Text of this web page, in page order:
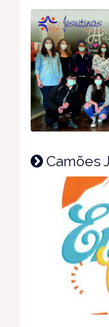
Camões